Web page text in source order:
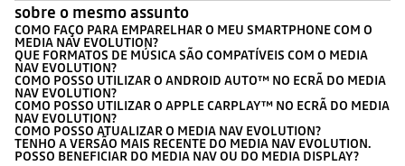
sobre o mesmo assunto
COMO FAÇO PARA EMPARELHAR O MEU SMARTPHONE COM O
MEDIA NAV EVOLUTION?
QUE FORMATOS DE MÚSICA SÃO COMPATÍVEIS COM O MEDIA
NAV EVOLUTION?
COMO POSSO UTILIZAR O ANDROID AUTO™ NO ECRÃ DO MEDIA
NAV EVOLUTION?
COMO POSSO UTILIZAR O APPLE CARPLAY™ NO ECRÃ DO MEDIA
NAV EVOLUTION?
COMO POSSO ATUALIZAR O MEDIA NAV EVOLUTION?
TENHO A VERSÃO MAIS RECENTE DO MEDIA NAV EVOLUTION.
POSSO BENEFICIAR DO MEDIA NAV OU DO MEDIA DISPLAY?